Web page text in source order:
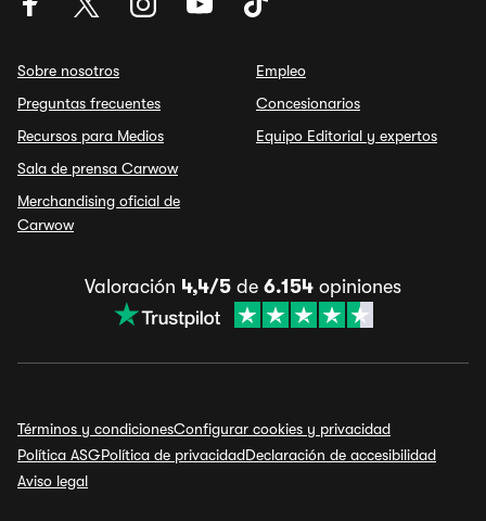
Sobre nosotros
Preguntas frecuentes
Recursos para Medios
Sala de prensa Carwow
Merchandising oficial de
Carwow
Empleo
Concesionarios
Equipo Editorial y expertos
Valoración 4,4/5 de 6.154 opiniones
Términos y condicionesConfigurar cookies y privacidad
Política ASGPolítica de privacidadDeclaración de accesibilidad
Aviso legal